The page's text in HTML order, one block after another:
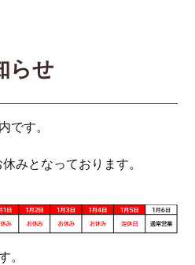
らせ
です。
みとなっております。
。